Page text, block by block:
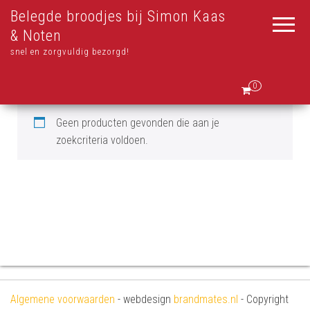
Belegde broodjes bij Simon Kaas
& Noten
snel en zorgvuldig bezorgd!
0
Geen producten gevonden die aan je
zoekcriteria voldoen.
Algemene voorwaarden - webdesign brandmates.nl - Copyright